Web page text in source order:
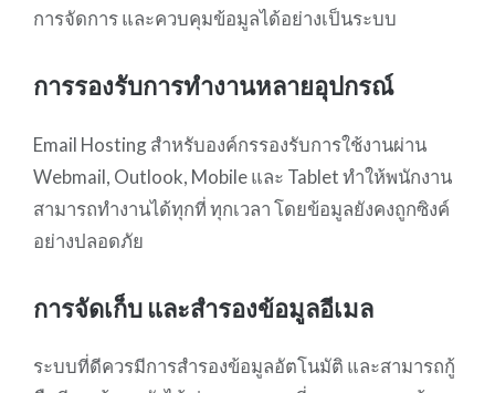
การจัดการ และควบคุมข้อมูลได้อย่างเป็นระบบ
การรองรับการทำงานหลายอุปกรณ์
Email Hosting สำหรับองค์กรรองรับการใช้งานผ่าน
Webmail, Outlook, Mobile และ Tablet ทำให้พนักงาน
สามารถทำงานได้ทุกที่ ทุกเวลา โดยข้อมูลยังคงถูกซิงค์
อย่างปลอดภัย
การจัดเก็บ และสำรองข้อมูลอีเมล
ระบบที่ดีควรมีการสำรองข้อมูลอัตโนมัติ และสามารถกู้